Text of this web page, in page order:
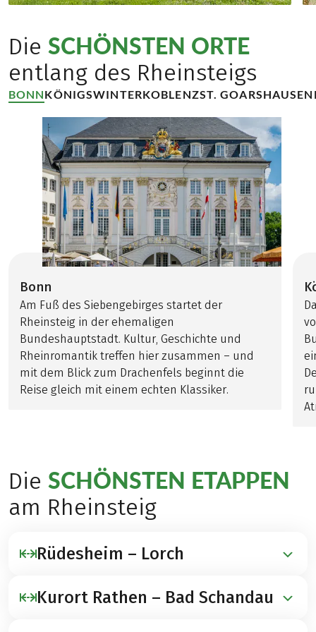
Die SCHÖNSTEN ORTE
entlang des Rheinsteigs
BONNKÖNIGSWINTERKOBLENZST. GOARSHAUSEN
Bonn
Am Fuß des Siebengebirges startet der
Rheinsteig in der ehemaligen
Bundeshauptstadt. Kultur, Geschichte und
Rheinromantik treffen hier zusammen – und
mit dem Blick zum Drachenfels beginnt die
Reise gleich mit einem echten Klassiker.
Die SCHÖNSTEN ETAPPEN
am Rheinsteig
Rüdesheim – Lorch
16KILOMETER| ↗350 METER AUFSTIEG|
Kurort Rathen – Bad Schandau